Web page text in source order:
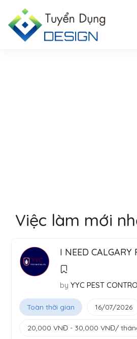
Việc làm mới
I NEED CALGARY
by YYC PEST
Toàn thời gian 16/07/2026
20,000 VNĐ - 30,000 VNĐ/